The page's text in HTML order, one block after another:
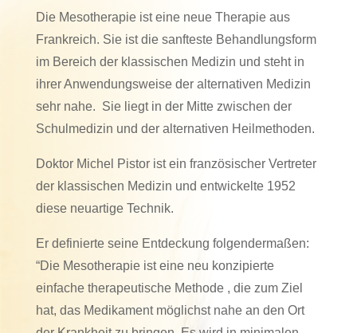
Die Mesotherapie ist eine neue Therapie aus
Frankreich. Sie ist die sanfteste Behandlungsform
im Bereich der klassischen Medizin und steht in
ihrer Anwendungsweise der alternativen Medizin
sehr nahe. Sie liegt in der Mitte zwischen der
Schulmedizin und der alternativen Heilmethoden.
Doktor Michel Pistor ist ein französischer Vertreter
der klassischen Medizin und entwickelte 1952
diese neuartige Technik.
Er definierte seine Entdeckung folgendermaßen:
“Die Mesotherapie ist eine neu konzipierte
einfache therapeutische Methode , die zum Ziel
hat, das Medikament möglichst nahe an den Ort